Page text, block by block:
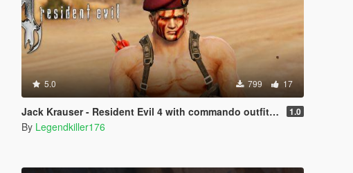
5.0 799 17
Jack Krauser - Resident Evil 4 with commando outfit + mutated version - [Add-On Ped] [Replace] 1.0
By Legendkiller176